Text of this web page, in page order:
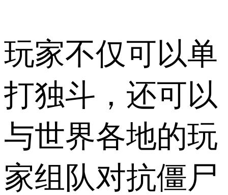
玩家不仅可以单
打独斗，还可以
与世界各地的玩
家组队对抗僵尸